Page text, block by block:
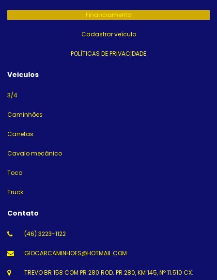
Financiamento
Cadastrar veículo
POLÍTICAS DE PRIVACIDADE
Veiculos
3/4
Caminhões
Carretas
Cavalo mecânico
Toco
Truck
Contato
(46) 3223-1122
GIOCARCAMINHOES@HOTMAIL.COM
TREVO BR 158 COM PR 280 ROD. PR 280, KM 145, Nº 11.510 CX.